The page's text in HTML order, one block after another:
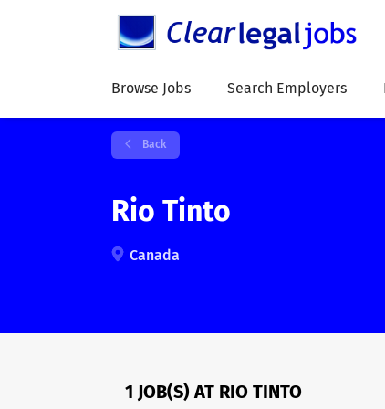
Browse Jobs Search Employers
Back
Rio Tinto
Canada
1 JOB(S) AT RIO TINTO